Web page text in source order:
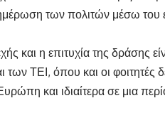
των πολιτών μέσω του
και η επιτυχία της δράσης
ΤΕΙ, όπου και οι φοιτητές
και ιδιαίτερα σε μια